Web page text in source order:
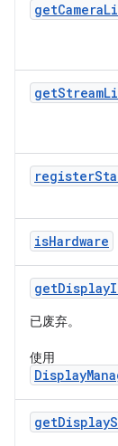
isHardware
已废弃。
使用